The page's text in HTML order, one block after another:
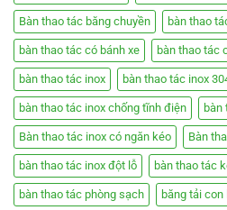
Bàn thao tác băng chuyền bàn thao
bàn thao tác có bánh xe bàn thao tác
bàn thao tác inox bàn thao tác inox
bàn thao tác inox chống tĩnh điện bàn
Bàn thao tác inox có ngăn kéo Bàn
bàn thao tác inox đột lỗ bàn thao tác
bàn thao tác phòng sạch băng tải con